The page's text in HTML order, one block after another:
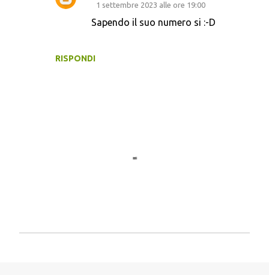
RISPONDI
1 settembre 2023 alle ore 19:00
Sapendo il suo numero si :-D